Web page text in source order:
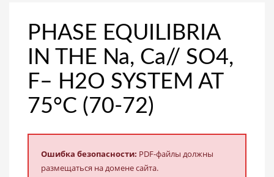
PHASE EQUILIBRIA
IN THE Na, Ca// SO4,
F– H2O SYSTEM AT
75°C (70-72)
Ошибка безопасности: PDF-файлы должны
размещаться на домене сайта.